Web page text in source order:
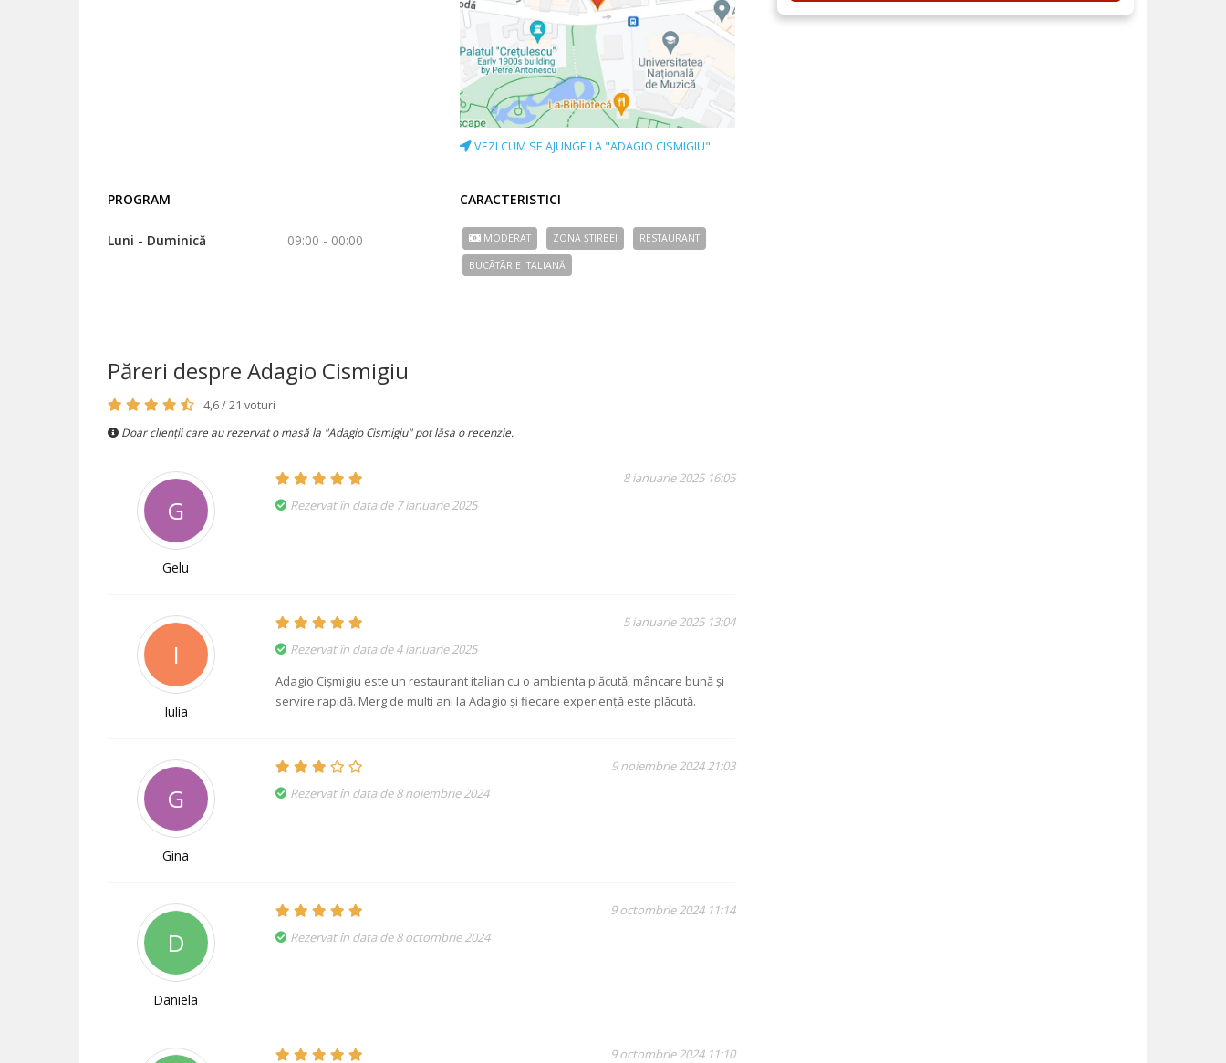
VEZI CUM SE AJUNGE LA "ADAGIO CISMIGIU"
PROGRAM
Luni - Duminică 09:00 - 00:00
CARACTERISTICI
MODERAT ZONA ȘTIRBEI RESTAURANT
BUCÃTÃRIE ITALIANĂ
Păreri despre Adagio Cismigiu
4,6 / 21 voturi
Doar clienții care au rezervat o masă la "Adagio Cismigiu" pot lăsa o recenzie.
G
Gelu
8 ianuarie 2025 16:05
Rezervat în data de 7 ianuarie 2025
I
Iulia
5 ianuarie 2025 13:04
Rezervat în data de 4 ianuarie 2025
Adagio Cișmigiu este un restaurant italian cu o ambienta plăcută, mâncare bună și
servire rapidă. Merg de multi ani la Adagio și fiecare experiență este plăcută.
G
Gina
9 noiembrie 2024 21:03
Rezervat în data de 8 noiembrie 2024
D
Daniela
9 octombrie 2024 11:14
Rezervat în data de 8 octombrie 2024
9 octombrie 2024 11:10